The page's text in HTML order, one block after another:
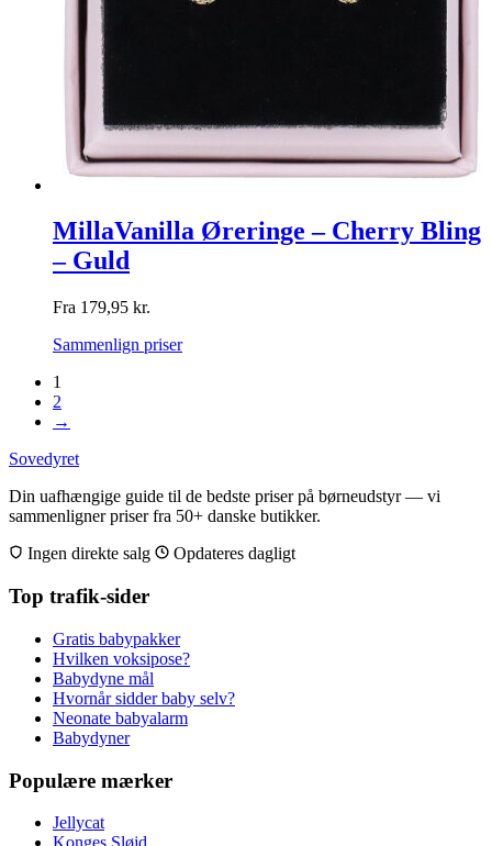
MillaVanilla Øreringe – Cherry Bling
– Guld
Fra 179,95 kr.
Sammenlign priser
1
2
→
Sovedyret
Din uafhængige guide til de bedste priser på børneudstyr — vi
sammenligner priser fra 50+ danske butikker.
Ingen direkte salg
Opdateres dagligt
Top trafik-sider
Gratis babypakker
Hvilken voksipose?
Babydyne mål
Hvornår sidder baby selv?
Neonate babyalarm
Babydyner
Populære mærker
Jellycat